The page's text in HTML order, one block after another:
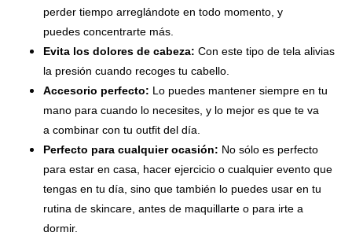
perder tiempo arreglándote en todo momento, y
puedes concentrarte más.
Evita los dolores de cabeza: Con este tipo de tela alivias
la presión cuando recoges tu cabello.
Accesorio perfecto: Lo puedes mantener siempre en tu
mano para cuando lo necesites, y lo mejor es que te va
a combinar con tu outfit del día.
Perfecto para cualquier ocasión: No sólo es perfecto
para estar en casa, hacer ejercicio o cualquier evento que
tengas en tu día, sino que también lo puedes usar en tu
rutina de skincare, antes de maquillarte o para irte a
dormir.